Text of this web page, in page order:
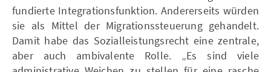
fundierte Integrationsfunktion. Andererseits würden
sie als Mittel der Migrationssteuerung gehandelt.
Damit habe das Sozialleistungsrecht eine zentrale,
aber auch ambivalente Rolle. „Es sind viele